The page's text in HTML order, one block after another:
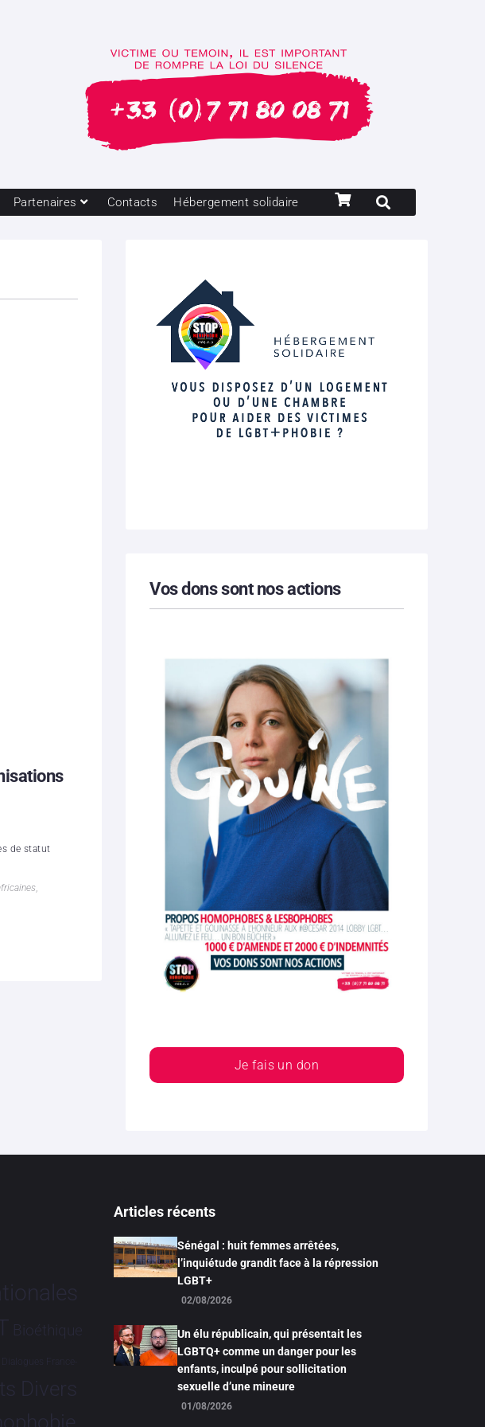
Partenaires Contacts Hébergement solidaire
de statut
,
Vos dons sont nos actions
Je fais un don
Bioéthique
Dialogues France-
Divers
Articles récents
Sénégal : huit femmes arrêtées,
l’inquiétude grandit face à la répression
LGBT+
02/08/2026
Un élu républicain, qui présentait les
LGBTQ+ comme un danger pour les
enfants, inculpé pour sollicitation
sexuelle d’une mineure
01/08/2026